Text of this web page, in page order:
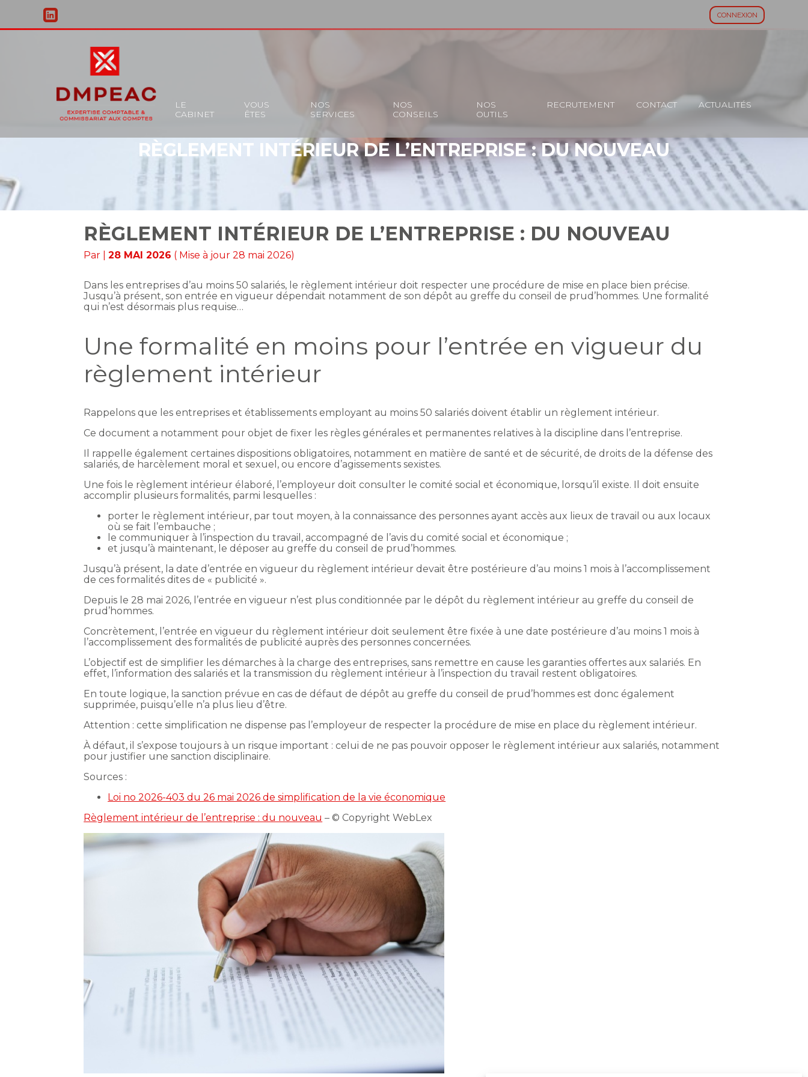
CONNEXION
au
Principal
LE
CABINET
VOUS
ÊTES
NOS
SERVICES
NOS
CONSEILS
NOS
OUTILS
RECRUTEMENT CONTACT ACTUALITÉS
RÈGLEMENT INTÉRIEUR DE L’ENTREPRISE : DU NOUVEAU
RÈGLEMENT INTÉRIEUR DE L’ENTREPRISE : DU NOUVEAU
Par |28 MAI 2026 ( Mise à jour 28 mai 2026)
Dans les entreprises d’au moins 50 salariés, le règlement intérieur doit respecter une procédure de mise en place bien précise.
Jusqu’à présent, son entrée en vigueur dépendait notamment de son dépôt au greffe du conseil de prud’hommes. Une formalité
qui n’est désormais plus requise…
Une formalité en moins pour l’entrée en vigueur du
règlement intérieur
Rappelons que les entreprises et établissements employant au moins 50 salariés doivent établir un règlement intérieur.
Ce document a notamment pour objet de fixer les règles générales et permanentes relatives à la discipline dans l’entreprise.
Il rappelle également certaines dispositions obligatoires, notamment en matière de santé et de sécurité, de droits de la défense des
salariés, de harcèlement moral et sexuel, ou encore d’agissements sexistes.
Une fois le règlement intérieur élaboré, l’employeur doit consulter le comité social et économique, lorsqu’il existe. Il doit ensuite
accomplir plusieurs formalités, parmi lesquelles :
porter le règlement intérieur, par tout moyen, à la connaissance des personnes ayant accès aux lieux de travail ou aux locaux
où se fait l’embauche ;
le communiquer à l’inspection du travail, accompagné de l’avis du comité social et économique ;
et jusqu’à maintenant, le déposer au greffe du conseil de prud’hommes.
Jusqu’à présent, la date d’entrée en vigueur du règlement intérieur devait être postérieure d’au moins 1 mois à l’accomplissement
de ces formalités dites de « publicité ».
Depuis le 28 mai 2026, l’entrée en vigueur n’est plus conditionnée par le dépôt du règlement intérieur au greffe du conseil de
prud’hommes.
Concrètement, l’entrée en vigueur du règlement intérieur doit seulement être fixée à une date postérieure d’au moins 1 mois à
l’accomplissement des formalités de publicité auprès des personnes concernées.
L’objectif est de simplifier les démarches à la charge des entreprises, sans remettre en cause les garanties offertes aux salariés. En
effet, l’information des salariés et la transmission du règlement intérieur à l’inspection du travail restent obligatoires.
En toute logique, la sanction prévue en cas de défaut de dépôt au greffe du conseil de prud’hommes est donc également
supprimée, puisqu’elle n’a plus lieu d’être.
Attention : cette simplification ne dispense pas l’employeur de respecter la procédure de mise en place du règlement intérieur.
À défaut, il s’expose toujours à un risque important : celui de ne pas pouvoir opposer le règlement intérieur aux salariés, notamment
pour justifier une sanction disciplinaire.
Sources :
Loi no 2026-403 du 26 mai 2026 de simplification de la vie économique
Règlement intérieur de l’entreprise : du nouveau – © Copyright WebLex